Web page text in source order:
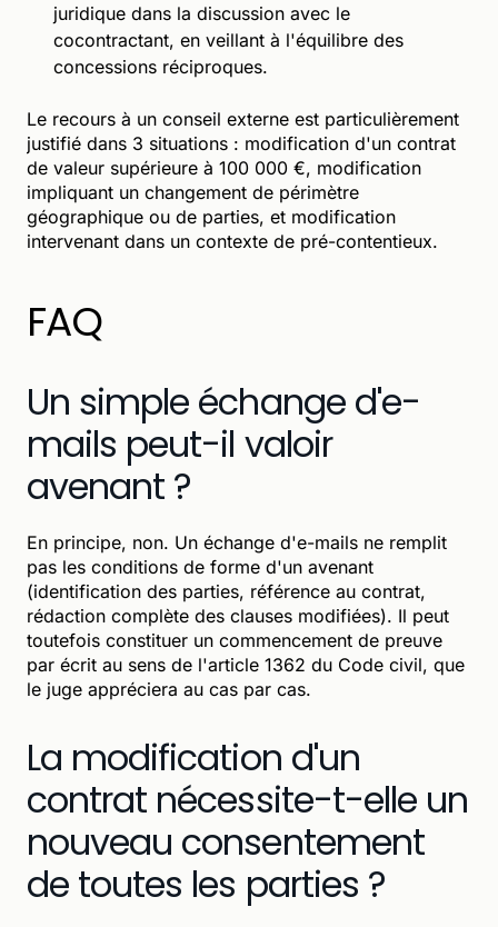
juridique dans la discussion avec le
cocontractant, en veillant à l'équilibre des
concessions réciproques.
Le recours à un conseil externe est particulièrement
justifié dans 3 situations : modification d'un contrat
de valeur supérieure à 100 000 €, modification
impliquant un changement de périmètre
géographique ou de parties, et modification
intervenant dans un contexte de pré-contentieux.
FAQ
Un simple échange d'e-
mails peut-il valoir
avenant ?
En principe, non. Un échange d'e-mails ne remplit
pas les conditions de forme d'un avenant
(identification des parties, référence au contrat,
rédaction complète des clauses modifiées). Il peut
toutefois constituer un commencement de preuve
par écrit au sens de l'article 1362 du Code civil, que
le juge appréciera au cas par cas.
La modification d'un
contrat nécessite-t-elle un
nouveau consentement
de toutes les parties ?